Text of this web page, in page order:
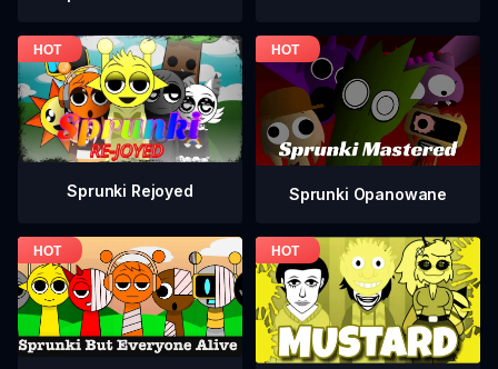
Sprunki Rejoyed Sprunki Opanowane